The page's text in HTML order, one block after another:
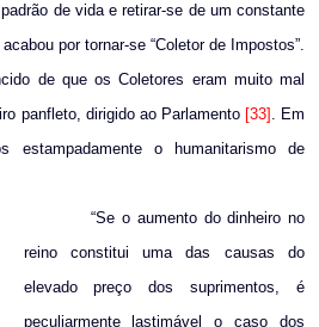
de vida e retirar-se de um constante
por tornar-se “Coletor de Impostos”.
de que os Coletores eram muito mal
panfleto, dirigido ao Parlamento [33] . Em
estampadamente o humanitarismo de
“Se o aumento do dinheiro no
reino constitui uma das causas do
elevado preço dos suprimentos, é
peculiarmente lastimável o caso dos